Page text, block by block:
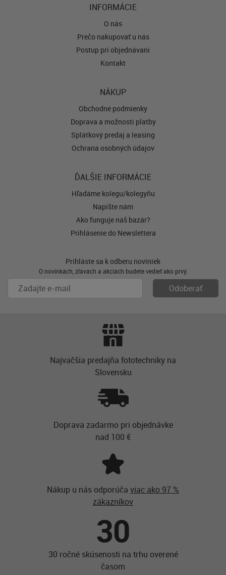
INFORMÁCIE
O nás
Prečo nakupovať u nás
Postup pri objednávaní
Kontakt
NÁKUP
Obchodné podmienky
Doprava a možnosti platby
Splátkový predaj a leasing
Ochrana osobných údajov
ĎALŠIE INFORMÁCIE
Hľadáme kolegu/kolegyňu
Napíšte nám
Ako funguje náš bazár?
Prihlásenie do Newslettera
Prihláste sa k odberu noviniek
O novinkách, zľavách a akciách budete vedieť ako prvý.
Najvačšia predajňa fototechniky na
Slovensku
Doprava zadarmo pri objednávke
nad 100 €
Nákup u nás odporúča viac ako 97 %
zákazníkov
30
30 ročné skúsenosti na trhu overené
časom